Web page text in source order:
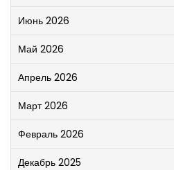
Июнь 2026
Май 2026
Апрель 2026
Март 2026
Февраль 2026
Декабрь 2025